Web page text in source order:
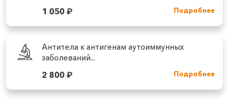
1 050₽ Подробнее
Антитела к антигенам аутоиммунных
заболеваний...
2 800₽ Подробнее